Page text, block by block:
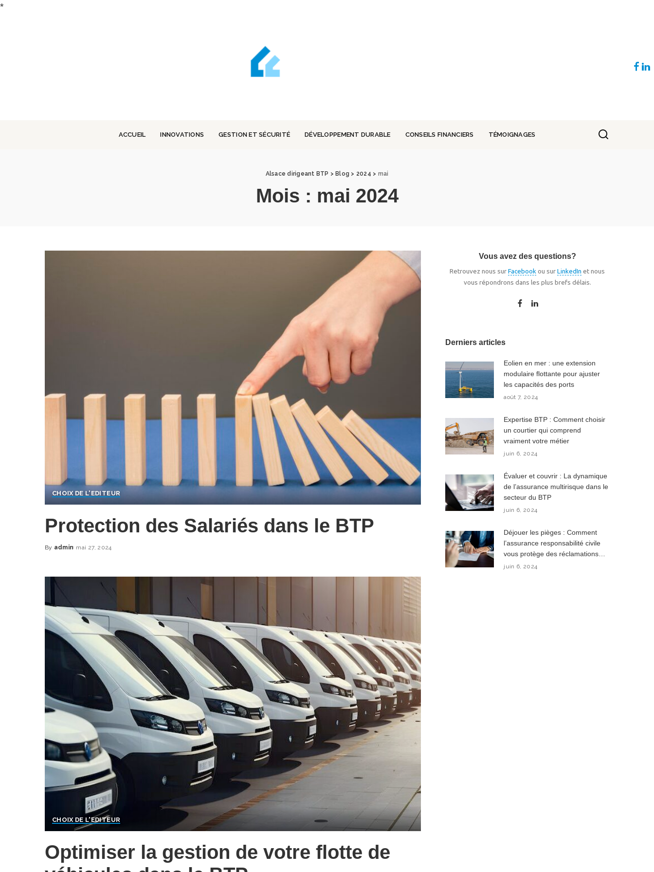
*
ACCUEIL INNOVATIONS GESTION ET SÉCURITÉ DÉVELOPPEMENT DURABLE CONSEILS FINANCIERS TÉMOIGNAGES
Alsace dirigeant BTP > Blog > 2024 > mai
Mois : mai 2024
CHOIX DE L'EDITEUR
Protection des Salariés dans le BTP
Posted
By admin mai 27, 2024
CHOIX DE L'EDITEUR
Optimiser la gestion de votre flotte de
Vous avez des questions?
Retrouvez nous surFacebook ou surLinkedIn et nous
vous répondrons dans les plus brefs délais.
Derniers articles
Eolien en mer : une extension
modulaire flottante pour ajuster
les capacités des ports
août 7, 2024
Expertise BTP : Comment choisir
un courtier qui comprend
vraiment votre métier
juin 6, 2024
Évaluer et couvrir : La dynamique
de l’assurance multirisque dans le
secteur du BTP
juin 6, 2024
Déjouer les pièges : Comment
l’assurance responsabilité civile
vous protège des réclamations
inattendues ?
juin 6, 2024